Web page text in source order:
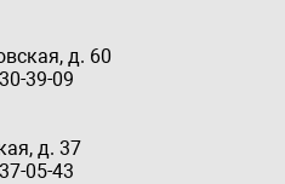
д. 60
39-09
д. 37
05-43